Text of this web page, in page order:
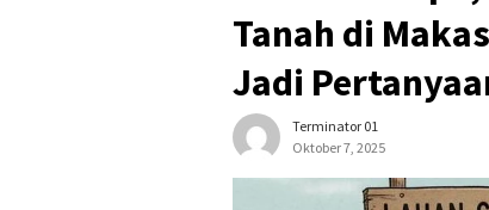
Tanah di
Jadi
Terminator 01
Oktober 7, 2025